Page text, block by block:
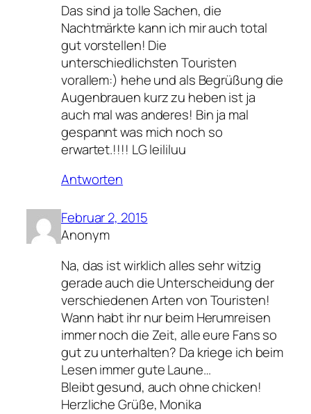
Das sind ja tolle Sachen, die
Nachtmärkte kann ich mir auch total
gut vorstellen! Die
unterschiedlichsten Touristen
vorallem:) hehe und als Begrüßung die
Augenbrauen kurz zu heben ist ja
auch mal was anderes! Bin ja mal
gespannt was mich noch so
erwartet.!!!! LG leililuu
Antworten
Februar 2, 2015
Anonym
Na, das ist wirklich alles sehr witzig
gerade auch die Unterscheidung der
verschiedenen Arten von Touristen!
Wann habt ihr nur beim Herumreisen
immer noch die Zeit, alle eure Fans so
gut zu unterhalten? Da kriege ich beim
Lesen immer gute Laune…
Bleibt gesund, auch ohne chicken!
Herzliche Grüße, Monika